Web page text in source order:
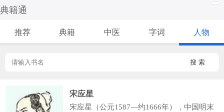
典籍通
推荐 典籍 中医 字词 人物
搜 索
宋应星
宋应星（公元1587—约1666年），中国明末